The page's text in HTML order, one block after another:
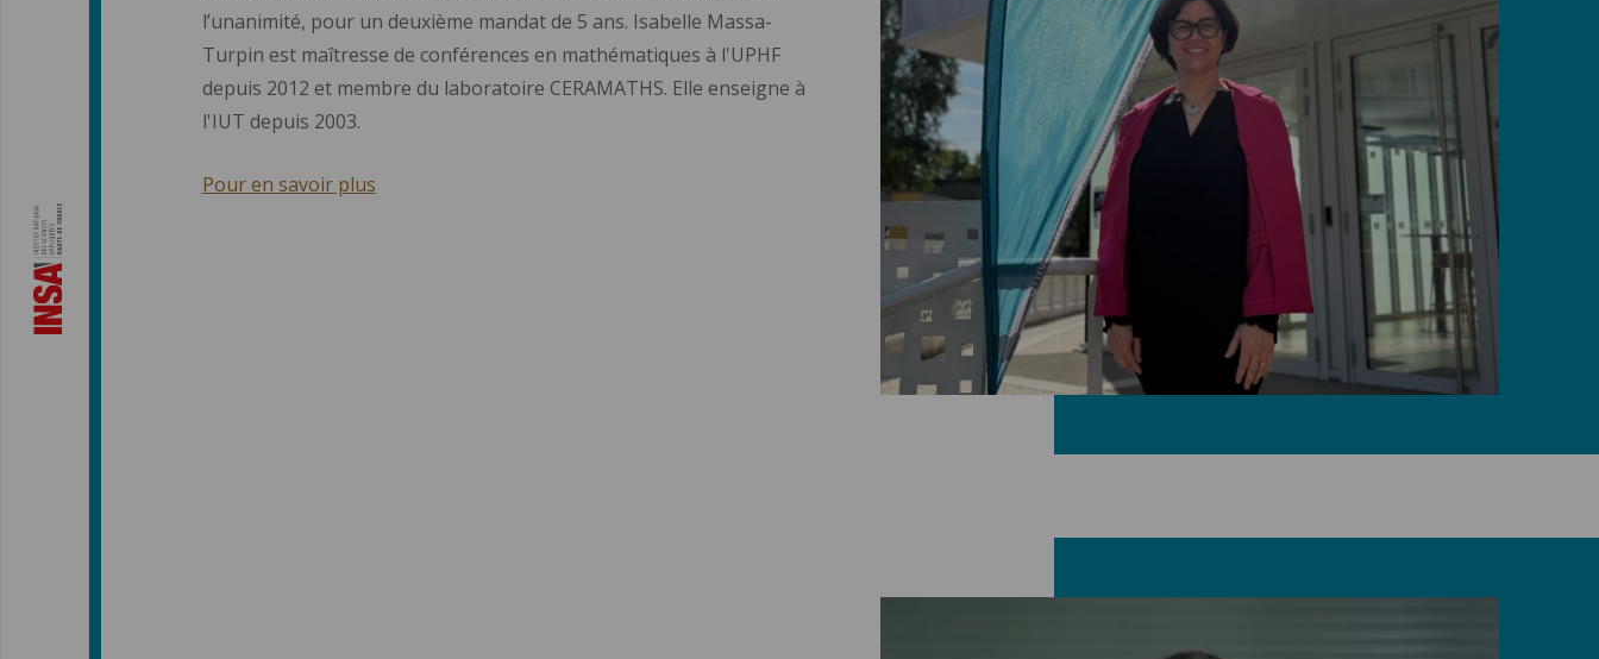
l’unanimité, pour un deuxième mandat de 5 ans. Isabelle Massa-
Turpin est maîtresse de conférences en mathématiques à l'UPHF
depuis 2012 et membre du laboratoire CERAMATHS. Elle enseigne à
l'IUT depuis 2003.
Pour en savoir plus